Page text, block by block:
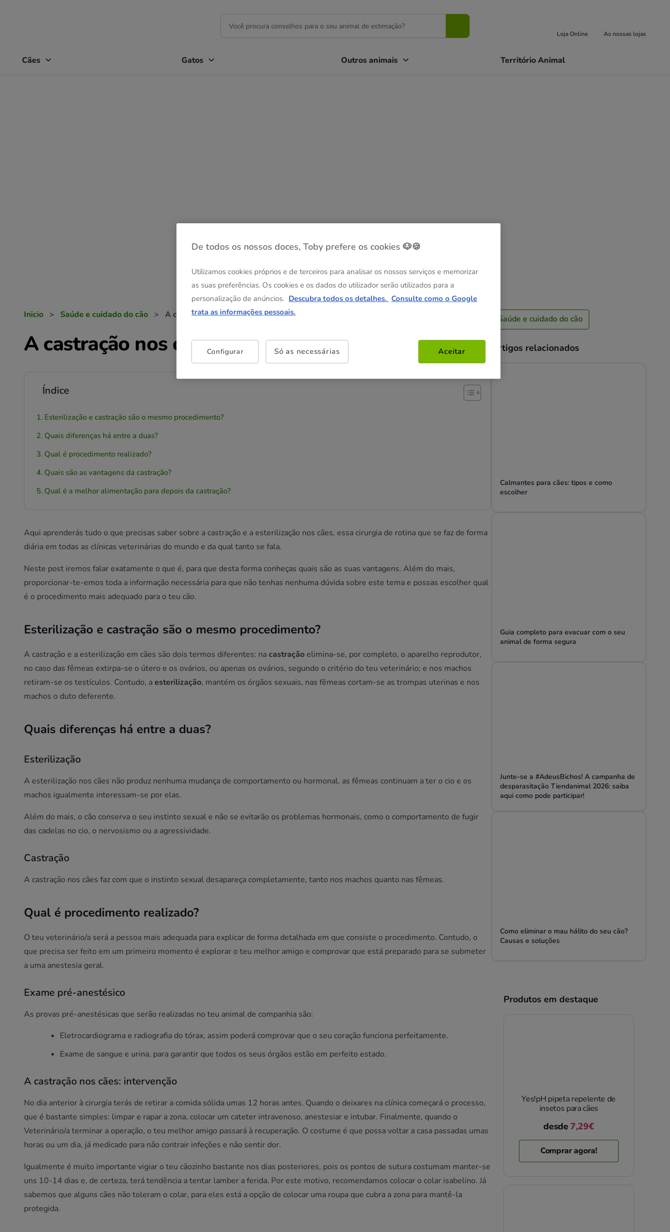
Loja Online As nossas lojas
Cães Gatos Outros animais Território Animal
Inicio > Saúde e cuidado do cão > A castração nos cães
A castração nos cães
Índice
Esterilização e castração são o mesmo procedimento?
Quais diferenças há entre a duas?
Qual é procedimento realizado?
Quais são as vantagens da castração?
Qual é a melhor alimentação para depois da castração?
Aqui aprenderás tudo o que precisas saber sobre a castração e a esterilização nos cães, essa cirurgia de rotina que se faz de forma
diária em todas as clínicas veterinárias do mundo e da qual tanto se fala.
Neste post iremos falar exatamente o que é, para que desta forma conheças quais são as suas vantagens. Além do mais,
proporcionar-te-emos toda a informação necessária para que não tenhas nenhuma dúvida sobre este tema e possas escolher qual
é o procedimento mais adequado para o teu cão.
Esterilização e castração são o mesmo procedimento?
A castração e a esterilização em cães são dois termos diferentes: nacastração elimina-se, por completo, o aparelho reprodutor,
no caso das fêmeas extirpa-se o útero e os ovários, ou apenas os ovários, segundo o critério do teu veterinário; e nos machos
retiram-se os testículos. Contudo, aesterilização, mantém os órgãos sexuais, nas fêmeas cortam-se as trompas uterinas e nos
machos o duto deferente.
Quais diferenças há entre a duas?
Esterilização
A esterilização nos cães não produz nenhuma mudança de comportamento ou hormonal, as fêmeas continuam a ter o cio e os
machos igualmente interessam-se por elas.
Além do mais, o cão conserva o seu instinto sexual e não se evitarão os problemas hormonais, como o comportamento de fugir
das cadelas no cio, o nervosismo ou a agressividade.
Castração
A castração nos cães faz com que o instinto sexual desapareça completamente, tanto nos machos quanto nas fêmeas.
Qual é procedimento realizado?
O teu veterinário/a será a pessoa mais adequada para explicar de forma detalhada em que consiste o procedimento. Contudo, o
que precisa ser feito em um primeiro momento é explorar o teu melhor amigo e comprovar que está preparado para se submeter
a uma anestesia geral.
Exame pré-anestésico
As provas pré-anestésicas que serão realizadas no teu animal de companhia são:
Eletrocardiograma e radiografia do tórax, assim poderá comprovar que o seu coração funciona perfeitamente.
Exame de sangue e urina, para garantir que todos os seus órgãos estão em perfeito estado.
A castração nos cães: intervenção
No dia anterior à cirurgia terás de retirar a comida sólida umas 12 horas antes. Quando o deixares na clínica começará o processo,
que é bastante simples: limpar e rapar a zona, colocar um cateter intravenoso, anestesiar e intubar. Finalmente, quando o
Veterinário/a terminar a operação, o teu melhor amigo passará à recuperação. O costume é que possa voltar a casa passadas umas
horas ou um dia, já medicado para não contrair infeções e não sentir dor.
Igualmente é muito importante vigiar o teu cãozinho bastante nos dias posteriores, pois os pontos de sutura costumam manter-se
uns 10-14 dias e, de certeza, terá tendência a tentar lamber a ferida. Por este motivo, recomendamos colocar o colar isabelino. Já
sabemos que alguns cães não toleram o colar, para eles está a opção de colocar uma roupa que cubra a zona para mantê-la
protegida.
Saúde e cuidado do cão
Artigos relacionados
Calmantes para cães: tipos e como
escolher
Guia completo para evacuar com o seu
animal de forma segura
Junte-se a #AdeusBichos! A campanha de
desparasitação Tiendanimal 2026: saiba
aqui como pode participar!
Como eliminar o mau hálito do seu cão?
Causas e soluções
Produtos em destaque
Yes!pH pipeta repelente de
insetos para cães
desde7,29€
Comprar agora!
De todos os nossos doces, Toby prefere os cookies 🐶🍪
Utilizamos cookies próprios e de terceiros para analisar os nossos serviços e memorizar
as suas preferências. Os cookies e os dados do utilizador serão utilizados para a
personalização de anúncios. Descubra todos os detalhes. Consulte como o Google
trata as informações pessoais.
Configurar Só as necessárias Aceitar